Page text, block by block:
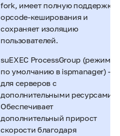
fork, имеет полную поддержку
opcode-кеширования и
сохраняет изоляцию
пользователей.
suEXEC ProcessGroup (режим
по умолчанию в ispmanager) —
для серверов с
дополнительными ресурсами.
Обеспечивает
дополнительный прирост
скорости благодаря